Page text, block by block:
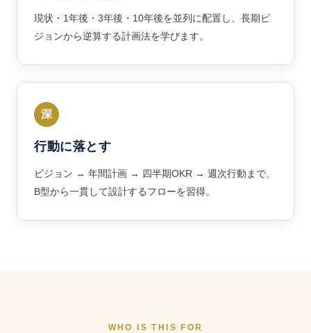
現状・1年後・3年後・10年後を並列に配置し、長期ビ
ジョンから逆算する計画法を学びます。
深
行動に落とす
ビジョン → 年間計画 → 四半期OKR → 週次行動まで、
B型から一貫して設計するフローを習得。
WHO IS THIS FOR